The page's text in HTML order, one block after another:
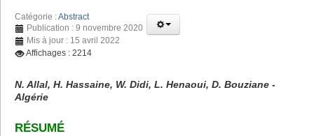
Catégorie :Abstract
Publication : 9 novembre 2020
Mis à jour : 15 avril 2022
Affichages : 2214
N. Allal, H. Hassaine, W. Didi, L. Henaoui, D. Bouziane -
Algérie
RÉSUMÉ